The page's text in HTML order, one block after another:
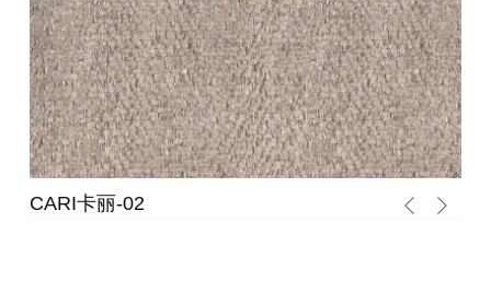
CARI卡丽-02